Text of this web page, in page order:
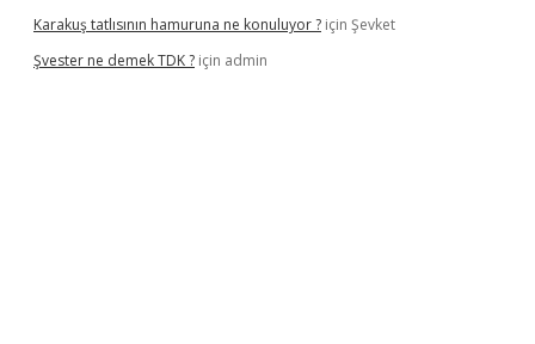
Karakuş tatlısının hamuruna ne konuluyor ? için Şevket
Şvester ne demek TDK ? için admin